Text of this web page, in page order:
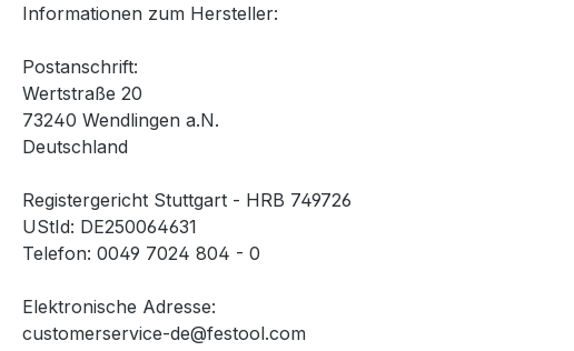
Informationen zum Hersteller:
Postanschrift:
Wertstraße 20
73240 Wendlingen a.N.
Deutschland
Registergericht Stuttgart - HRB 749726
UStId: DE250064631
Telefon: 0049 7024 804 - 0
Elektronische Adresse:
customerservice-de@festool.com